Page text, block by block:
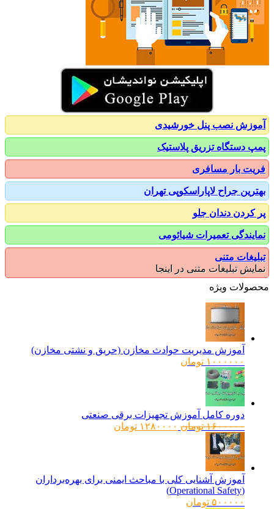
نصب پنل خورشیدی
دستگاه تزریق پلاستیک
بار مسافری
جراح لاپاراسکوپی تهران
دندان جلو
تعمیرات شیائومی
متنی
تبلیغات متنی در اینجا
ویژه
آموزش مدیریت حوادث مخازن (حریق و نشتی مخازن)
۱۰۰۰۰۰۰ تومان
دوره کامل آموزش تجهیزات برقی صنعتی
۱۶۰۰۰۰۰ تومانقیمت
۱۲۸۰۰۰۰ تومانقیمت
آموزش آشنایی کلی با مباحث ایمنی برای بهره‌برداران
۵۰۰۰۰۰ تومان